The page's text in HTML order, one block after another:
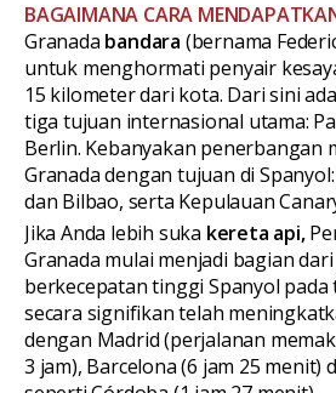
BAGAIMANA CARA
Granada bandara (bernama
untuk menghormati penyair
15 kilometer dari kota. Dari sini
tiga tujuan internasional utama:
Berlin. Kebanyakan penerbangan
Granada dengan tujuan di
dan Bilbao, serta Kepulauan
Jika Anda lebih suka kereta api,
Granada mulai menjadi bagian
berkecepatan tinggi Spanyol pada
secara signifikan telah
dengan Madrid (perjalanan
3 jam), Barcelona (6 jam 25 menit)